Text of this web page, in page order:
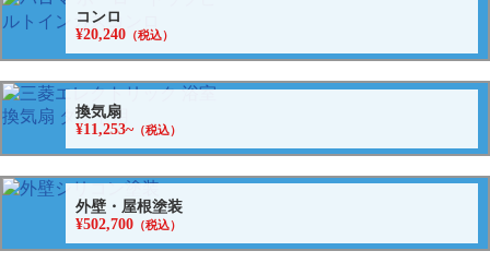
コンロ
¥20,240（税込）
換気扇
¥11,253~（税込）
外壁・屋根塗装
¥502,700（税込）